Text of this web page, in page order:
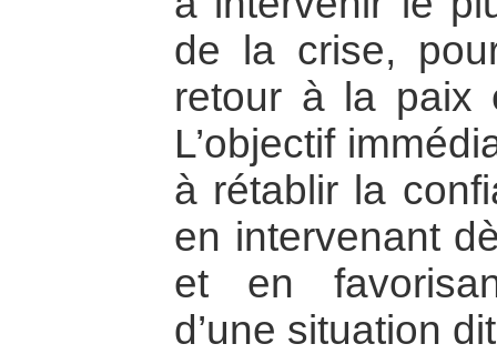
de la crise,
retour à la paix
L’objectif
à rétablir la
en intervenant
et en
d’une situation